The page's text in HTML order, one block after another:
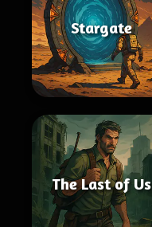
Stargate
The Last of Us